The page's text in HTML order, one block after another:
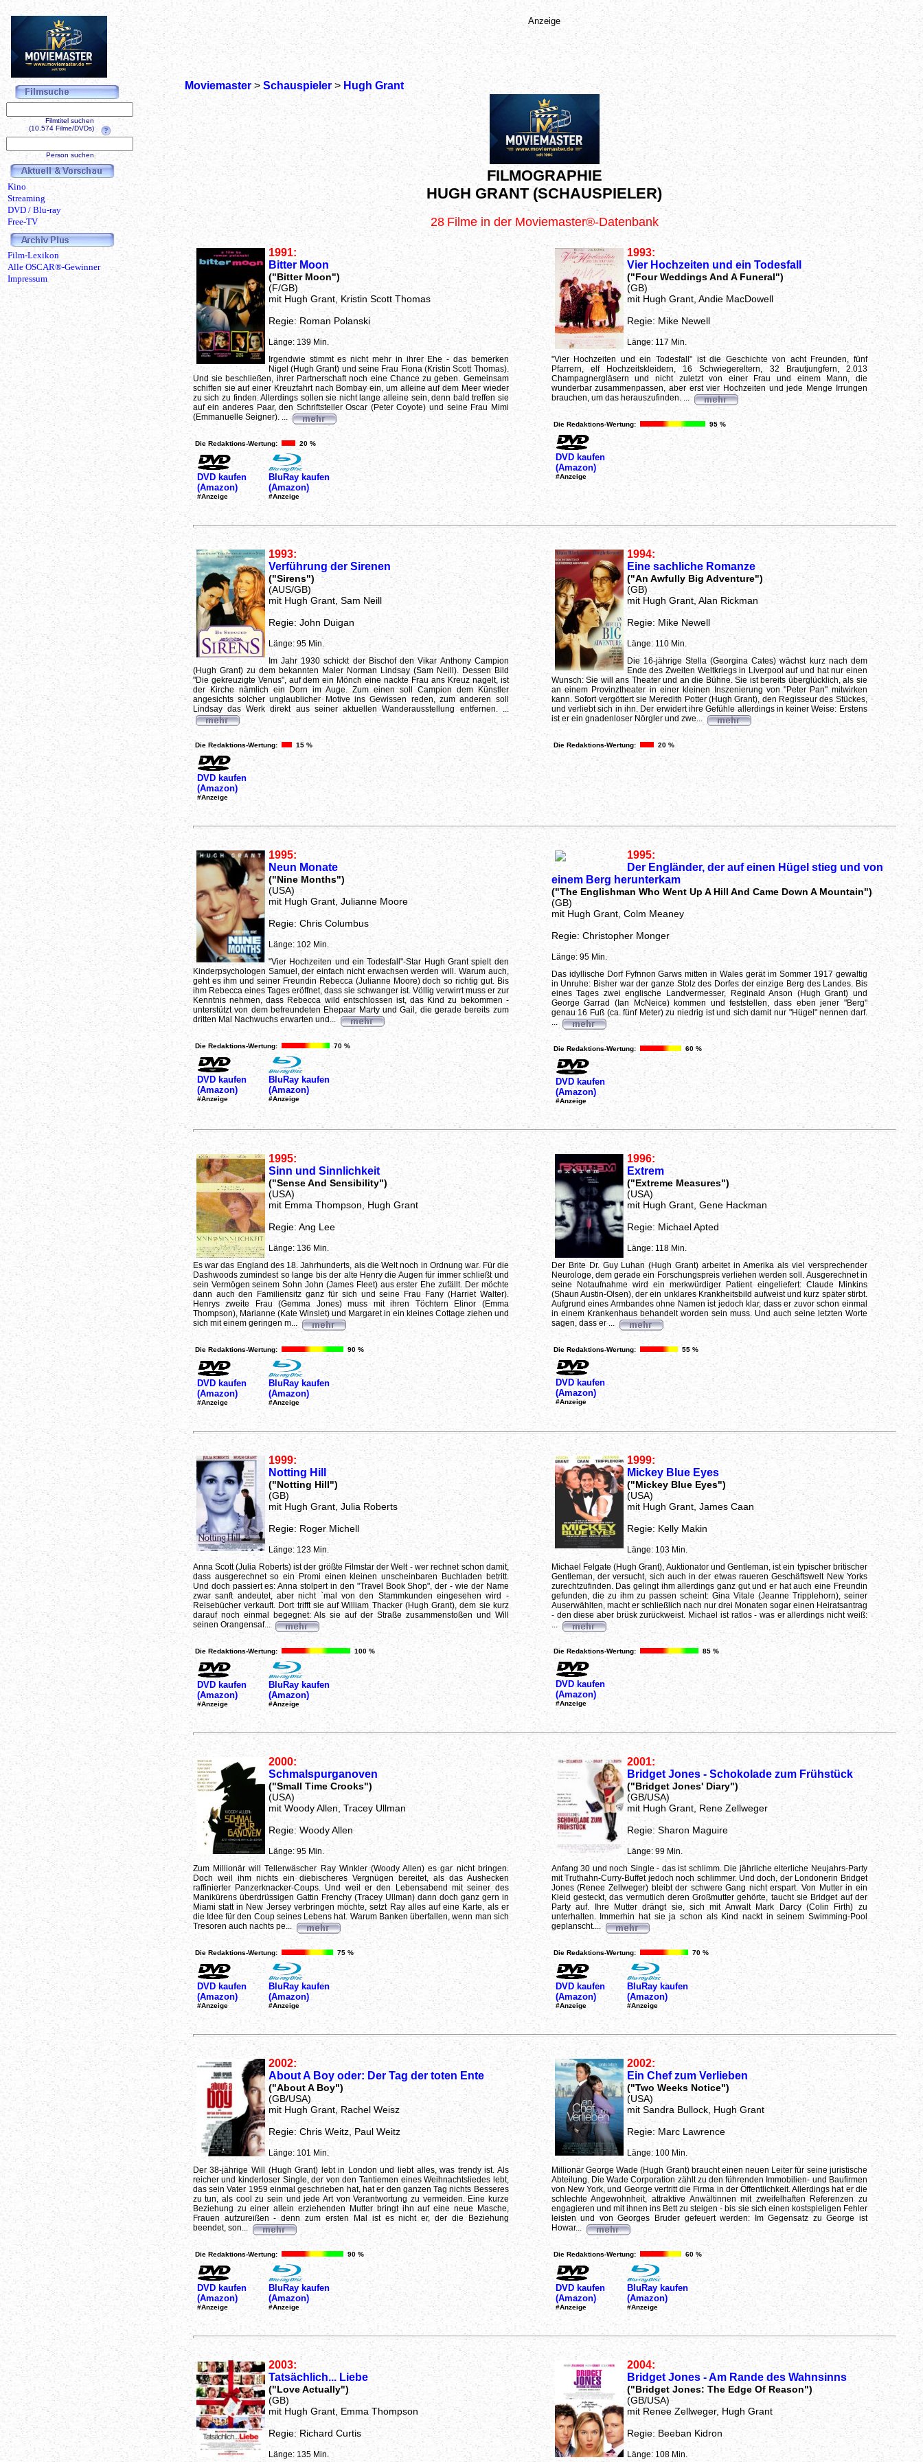
Moviemaster> Schauspieler> Hugh Grant
FILMOGRAPHIE
HUGH GRANT (SCHAUSPIELER)
28 Filme in der Moviemaster®-Datenbank
1991:
Bitter Moon
("Bitter Moon")
(F/GB)
mit Hugh Grant, Kristin Scott Thomas
Regie: Roman Polanski
Länge: 139 Min.
Irgendwie stimmt es nicht mehr in ihrer Ehe - das bemerken
Nigel (Hugh Grant) und seine Frau Fiona (Kristin Scott Thomas).
Und sie beschließen, ihrer Partnerschaft noch eine Chance zu geben. Gemeinsam
schiffen sie auf einer Kreuzfahrt nach Bombay ein, um alleine auf dem Meer wieder
zu sich zu finden. Allerdings sollen sie nicht lange alleine sein, denn bald treffen sie
auf ein anderes Paar, den Schriftsteller Oscar (Peter Coyote) und seine Frau Mimi
(Emmanuelle Seigner). ...
Die Redaktions-Wertung: 20 %
DVD kaufen
(Amazon)
#Anzeige
BluRay kaufen
(Amazon)
#Anzeige
1993:
Vier Hochzeiten und ein Todesfall
("Four Weddings And A Funeral")
(GB)
mit Hugh Grant, Andie MacDowell
Regie: Mike Newell
Länge: 117 Min.
"Vier Hochzeiten und ein Todesfall" ist die Geschichte von acht Freunden, fünf
Pfarrern, elf Hochzeitskleidern, 16 Schwiegereltern, 32 Brautjungfern, 2.013
Champagnergläsern und nicht zuletzt von einer Frau und einem Mann, die
wunderbar zusammenpassen, aber erst vier Hochzeiten und jede Menge Irrungen
brauchen, um das herauszufinden. ...
Die Redaktions-Wertung: 95 %
DVD kaufen
(Amazon)
#Anzeige
1993:
Verführung der Sirenen
("Sirens")
(AUS/GB)
mit Hugh Grant, Sam Neill
Regie: John Duigan
Länge: 95 Min.
Im Jahr 1930 schickt der Bischof den Vikar Anthony Campion
(Hugh Grant) zu dem bekannten Maler Norman Lindsay (Sam Neill). Dessen Bild
"Die gekreuzigte Venus", auf dem ein Mönch eine nackte Frau ans Kreuz nagelt, ist
der Kirche nämlich ein Dorn im Auge. Zum einen soll Campion dem Künstler
angesichts solcher unglaublicher Motive ins Gewissen reden, zum anderen soll
Lindsay das Werk direkt aus seiner aktuellen Wanderausstellung entfernen. ...
Die Redaktions-Wertung: 15 %
DVD kaufen
(Amazon)
#Anzeige
1994:
Eine sachliche Romanze
("An Awfully Big Adventure")
(GB)
mit Hugh Grant, Alan Rickman
Regie: Mike Newell
Länge: 110 Min.
Die 16-jährige Stella (Georgina Cates) wächst kurz nach dem
Ende des Zweiten Weltkriegs in Liverpool auf und hat nur einen
Wunsch: Sie will ans Theater und an die Bühne. Sie ist bereits überglücklich, als sie
an einem Provinztheater in einer kleinen Inszenierung von "Peter Pan" mitwirken
kann. Sofort vergöttert sie Meredith Potter (Hugh Grant), den Regisseur des Stückes,
und verliebt sich in ihn. Der erwidert ihre Gefühle allerdings in keiner Weise: Erstens
ist er ein gnadenloser Nörgler und zwe...
Die Redaktions-Wertung: 20 %
1995:
Neun Monate
("Nine Months")
(USA)
mit Hugh Grant, Julianne Moore
Regie: Chris Columbus
Länge: 102 Min.
"Vier Hochzeiten und ein Todesfall"-Star Hugh Grant spielt den
Kinderpsychologen Samuel, der einfach nicht erwachsen werden will. Warum auch,
geht es ihm und seiner Freundin Rebecca (Julianne Moore) doch so richtig gut. Bis
ihm Rebecca eines Tages eröffnet, dass sie schwanger ist. Völlig verwirrt muss er zur
Kenntnis nehmen, dass Rebecca wild entschlossen ist, das Kind zu bekommen -
unterstützt von dem befreundeten Ehepaar Marty und Gail, die gerade bereits zum
dritten Mal Nachwuchs erwarten und...
Die Redaktions-Wertung: 70 %
DVD kaufen
(Amazon)
#Anzeige
BluRay kaufen
(Amazon)
#Anzeige
1995:
Der Engländer, der auf einen Hügel stieg und von
einem Berg herunterkam
("The Englishman Who Went Up A Hill And Came Down A Mountain")
(GB)
mit Hugh Grant, Colm Meaney
Regie: Christopher Monger
Länge: 95 Min.
Das idyllische Dorf Fyfnnon Garws mitten in Wales gerät im Sommer 1917 gewaltig
in Unruhe: Bisher war der ganze Stolz des Dorfes der einzige Berg des Landes. Bis
eines Tages zwei englische Landvermesser, Reginald Anson (Hugh Grant) und
George Garrad (Ian McNeice) kommen und feststellen, dass eben jener "Berg"
genau 16 Fuß (ca. fünf Meter) zu niedrig ist und sich damit nur "Hügel" nennen darf.
...
Die Redaktions-Wertung: 60 %
DVD kaufen
(Amazon)
#Anzeige
1995:
Sinn und Sinnlichkeit
("Sense And Sensibility")
(USA)
mit Emma Thompson, Hugh Grant
Regie: Ang Lee
Länge: 136 Min.
Es war das England des 18. Jahrhunderts, als die Welt noch in Ordnung war. Für die
Dashwoods zumindest so lange bis der alte Henry die Augen für immer schließt und
sein Vermögen seinem Sohn John (James Fleet) aus erster Ehe zufällt. Der möchte
dann auch den Familiensitz ganz für sich und seine Frau Fany (Harriet Walter).
Henrys zweite Frau (Gemma Jones) muss mit ihren Töchtern Elinor (Emma
Thompson), Marianne (Kate Winslet) und Margaret in ein kleines Cottage ziehen und
sich mit einem geringen m...
Die Redaktions-Wertung: 90 %
DVD kaufen
(Amazon)
#Anzeige
BluRay kaufen
(Amazon)
#Anzeige
1996:
Extrem
("Extreme Measures")
(USA)
mit Hugh Grant, Gene Hackman
Regie: Michael Apted
Länge: 118 Min.
Der Brite Dr. Guy Luhan (Hugh Grant) arbeitet in Amerika als viel versprechender
Neurologe, dem gerade ein Forschungspreis verliehen werden soll. Ausgerechnet in
seine Notaufnahme wird ein merkwürdiger Patient eingeliefert: Claude Minkins
(Shaun Austin-Olsen), der ein unklares Krankheitsbild aufweist und kurz später stirbt.
Aufgrund eines Armbandes ohne Namen ist jedoch klar, dass er zuvor schon einmal
in einem Krankenhaus behandelt worden sein muss. Und auch seine letzten Worte
sagen, dass er ...
Die Redaktions-Wertung: 55 %
DVD kaufen
(Amazon)
#Anzeige
1999:
Notting Hill
("Notting Hill")
(GB)
mit Hugh Grant, Julia Roberts
Regie: Roger Michell
Länge: 123 Min.
Anna Scott (Julia Roberts) ist der größte Filmstar der Welt - wer rechnet schon damit,
dass ausgerechnet so ein Promi einen kleinen unscheinbaren Buchladen betritt.
Und doch passiert es: Anna stolpert in den "Travel Book Shop", der - wie der Name
zwar sanft andeutet, aber nicht `mal von den Stammkunden eingesehen wird -
Reisebücher verkauft. Dort trifft sie auf William Thacker (Hugh Grant), dem sie kurz
darauf noch einmal begegnet: Als sie auf der Straße zusammenstoßen und Will
seinen Orangensaf...
Die Redaktions-Wertung: 100 %
DVD kaufen
(Amazon)
#Anzeige
BluRay kaufen
(Amazon)
#Anzeige
1999:
Mickey Blue Eyes
("Mickey Blue Eyes")
(USA)
mit Hugh Grant, James Caan
Regie: Kelly Makin
Länge: 103 Min.
Michael Felgate (Hugh Grant), Auktionator und Gentleman, ist ein typischer britischer
Gentleman, der versucht, sich auch in der etwas raueren Geschäftswelt New Yorks
zurechtzufinden. Das gelingt ihm allerdings ganz gut und er hat auch eine Freundin
gefunden, die zu ihm zu passen scheint: Gina Vitale (Jeanne Tripplehorn), seiner
Auserwählten, macht er schließlich nach nur drei Monaten sogar einen Heiratsantrag
- den diese aber brüsk zurückweist. Michael ist ratlos - was er allerdings nicht weiß:
...
Die Redaktions-Wertung: 85 %
DVD kaufen
(Amazon)
#Anzeige
2000:
Schmalspurganoven
("Small Time Crooks")
(USA)
mit Woody Allen, Tracey Ullman
Regie: Woody Allen
Länge: 95 Min.
Zum Millionär will Tellerwäscher Ray Winkler (Woody Allen) es gar nicht bringen.
Doch weil ihm nichts ein diebischeres Vergnügen bereitet, als das Aushecken
raffinierter Panzerknacker-Coups. Und weil er den Lebensabend mit seiner des
Manikürens überdrüssigen Gattin Frenchy (Tracey Ullman) dann doch ganz gern in
Miami statt in New Jersey verbringen möchte, setzt Ray alles auf eine Karte, als er
die Idee für den Coup seines Lebens hat. Warum Banken überfallen, wenn man sich
Tresoren auch nachts pe...
Die Redaktions-Wertung: 75 %
DVD kaufen
(Amazon)
#Anzeige
BluRay kaufen
(Amazon)
#Anzeige
2001:
Bridget Jones - Schokolade zum Frühstück
("Bridget Jones' Diary")
(GB/USA)
mit Hugh Grant, Rene Zellweger
Regie: Sharon Maguire
Länge: 99 Min.
Anfang 30 und noch Single - das ist schlimm. Die jährliche elterliche Neujahrs-Party
mit Truthahn-Curry-Buffet jedoch noch schlimmer. Und doch, der Londonerin Bridget
Jones (Renee Zellweger) bleibt der schwere Gang nicht erspart. Von Mutter in ein
Kleid gesteckt, das vermutlich deren Großmutter gehörte, taucht sie Bridget auf der
Party auf. Ihre Mutter drängt sie, sich mit Anwalt Mark Darcy (Colin Firth) zu
unterhalten. Immerhin hat sie ja schon als Kind nackt in seinem Swimming-Pool
geplanscht....
Die Redaktions-Wertung: 70 %
DVD kaufen
(Amazon)
#Anzeige
BluRay kaufen
(Amazon)
#Anzeige
2002:
About A Boy oder: Der Tag der toten Ente
("About A Boy")
(GB/USA)
mit Hugh Grant, Rachel Weisz
Regie: Chris Weitz, Paul Weitz
Länge: 101 Min.
Der 38-jährige Will (Hugh Grant) lebt in London und liebt alles, was trendy ist. Als
reicher und kinderloser Single, der von den Tantiemen eines Weihnachtsliedes lebt,
das sein Vater 1959 einmal geschrieben hat, hat er den ganzen Tag nichts Besseres
zu tun, als cool zu sein und jede Art von Verantwortung zu vermeiden. Eine kurze
Beziehung zu einer allein erziehenden Mutter bringt ihn auf eine neue Masche,
Frauen aufzureißen - denn zum ersten Mal ist es nicht er, der die Beziehung
beendet, son...
Die Redaktions-Wertung: 90 %
DVD kaufen
(Amazon)
#Anzeige
BluRay kaufen
(Amazon)
#Anzeige
2002:
Ein Chef zum Verlieben
("Two Weeks Notice")
(USA)
mit Sandra Bullock, Hugh Grant
Regie: Marc Lawrence
Länge: 100 Min.
Millionär George Wade (Hugh Grant) braucht einen neuen Leiter für seine juristische
Abteilung. Die Wade Corporation zählt zu den führenden Immobilien- und Baufirmen
von New York, und George vertritt die Firma in der Öffentlichkeit. Allerdings hat er die
schlechte Angewohnheit, attraktive Anwältinnen mit zweifelhaften Referenzen zu
engagieren und mit ihnen ins Bett zu steigen - bis sie sich einen kostspieligen Fehler
leisten und von Georges Bruder gefeuert werden: Im Gegensatz zu George ist
Howar...
Die Redaktions-Wertung: 60 %
DVD kaufen
(Amazon)
#Anzeige
BluRay kaufen
(Amazon)
#Anzeige
2003:
Tatsächlich... Liebe
("Love Actually")
(GB)
mit Hugh Grant, Emma Thompson
Regie: Richard Curtis
Länge: 135 Min.
2004:
Bridget Jones - Am Rande des Wahnsinns
("Bridget Jones: The Edge Of Reason")
(GB/USA)
mit Renee Zellweger, Hugh Grant
Regie: Beeban Kidron
Länge: 108 Min.
Anzeige
Filmtitel suchen
(10.574 Filme/DVDs)
Person suchen
Kino
Streaming
DVD / Blu-ray
Free-TV
Film-Lexikon
Alle OSCAR®-Gewinner
Impressum